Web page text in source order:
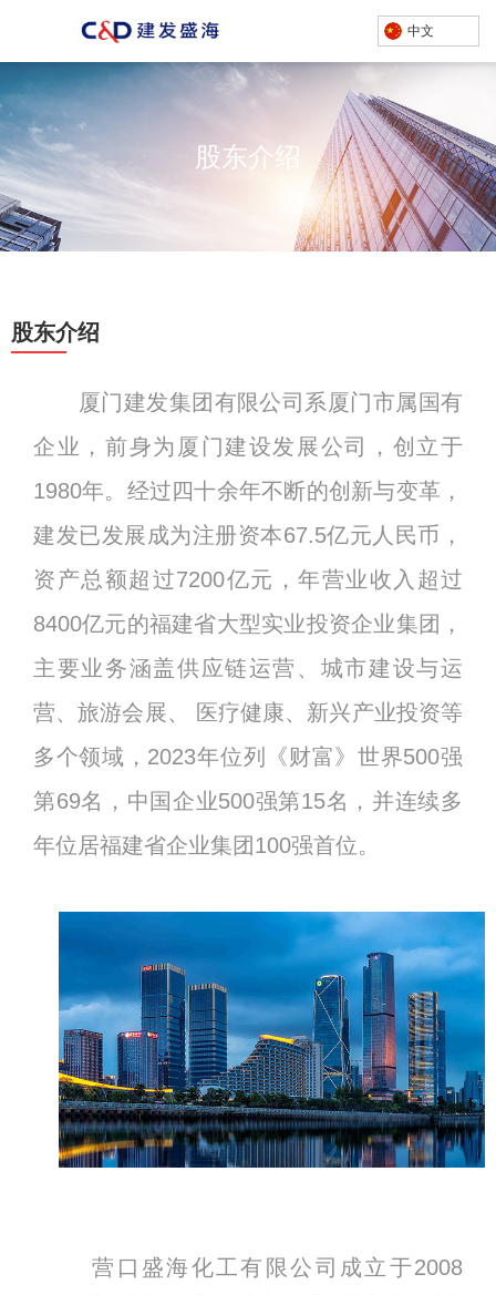
中文
股东介绍
股东介绍
股东介绍
厦门建发集团有限公司系厦门市属国有
企业，前身为厦门建设发展公司，创立于
1980年。经过四十余年不断的创新与变革，
建发已发展成为注册资本67.5亿元人民币，
资产总额超过7200亿元，年营业收入超过
8400亿元的福建省大型实业投资企业集团，
主要业务涵盖供应链运营、城市建设与运
营、旅游会展、 医疗健康、新兴产业投资等
多个领域，2023年位列《财富》世界500强
第69名，中国企业500强第15名，并连续多
年位居福建省企业集团100强首位。
营口盛海化工有限公司成立于2008